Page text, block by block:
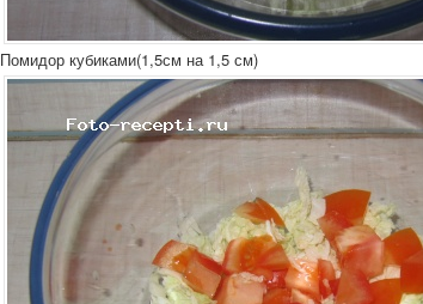
Помидор кубиками(1,5см на 1,5 см)